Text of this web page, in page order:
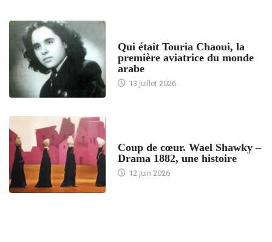
Qui était Touria Chaoui, la
première aviatrice du monde
arabe
13 juillet 2026
Coup de cœur. Wael Shawky –
Drama 1882, une histoire
12 juin 2026